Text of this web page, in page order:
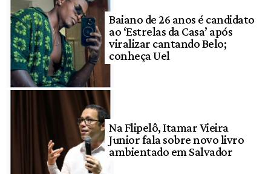
Baiano de 26 anos é candidato
ao ‘Estrelas da Casa’ após
viralizar cantando Belo;
conheça Uel
Na Flipelô, Itamar Vieira
Junior fala sobre novo livro
ambientado em Salvador